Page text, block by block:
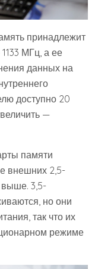
принадлежит
МГц, а ее
данных на
доступно 20
—
памяти
внешних 2,5-
выше. 3,5-
но они
так что их
режиме